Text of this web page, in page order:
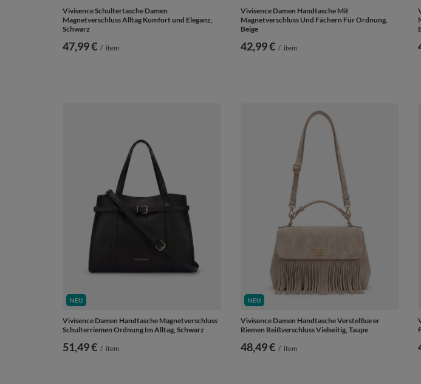
Vivisence Schultertasche Damen
Magnetverschluss Alltag Komfort und Eleganz,
Schwarz
47,99 € / item
Vivisence Damen Handtasche Mit
Magnetverschluss Und Fächern Für Ordnung,
Beige
42,99 € / item
NEU
Vivisence Damen Handtasche Magnetverschluss
Schulterriemen Ordnung Im Alltag, Schwarz
51,49 € / item
NEU
Vivisence Damen Handtasche Verstellbarer
Riemen Reißverschluss Vielseitig, Taupe
48,49 € / item